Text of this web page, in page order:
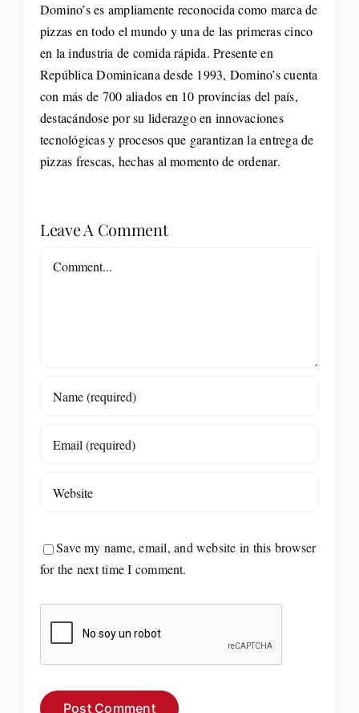
Domino’s es ampliamente reconocida como marca de
pizzas en todo el mundo y una de las primeras cinco
en la industria de comida rápida. Presente en
República Dominicana desde 1993, Domino’s cuenta
con más de 700 aliados en 10 provincias del país,
destacándose por su liderazgo en innovaciones
tecnológicas y procesos que garantizan la entrega de
pizzas frescas, hechas al momento de ordenar.
Leave A Comment
Save my name, email, and website in this browser
for the next time I comment.